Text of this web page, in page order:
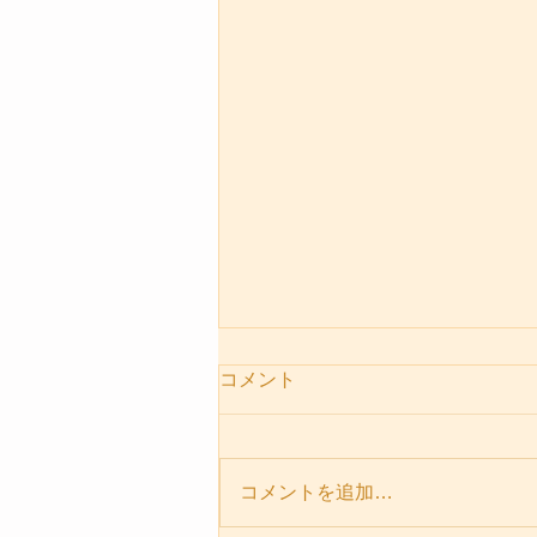
コメント
コメントを追加…